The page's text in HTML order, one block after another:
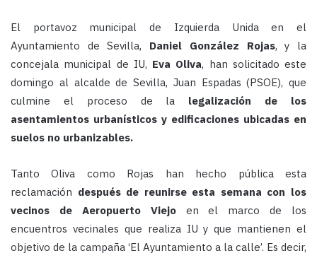
El portavoz municipal de Izquierda Unida en el
Ayuntamiento de Sevilla, Daniel González Rojas, y la
concejala municipal de IU, Eva Oliva, han solicitado este
domingo al alcalde de Sevilla, Juan Espadas (PSOE), que
culmine el proceso de la legalización de los
asentamientos urbanísticos y edificaciones ubicadas en
suelos no urbanizables.
Tanto Oliva como Rojas han hecho pública esta
reclamación después de reunirse esta semana con los
vecinos de Aeropuerto Viejoen el marco de los
encuentros vecinales que realiza IU y que mantienen el
objetivo de la campaña ‘El Ayuntamiento a la calle’. Es decir,